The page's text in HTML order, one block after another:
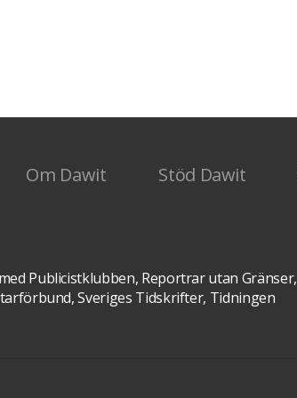
Om Dawit Stöd Dawit
Publicistklubben, Reportrar utan Gränser,
Sveriges Tidskrifter, Tidningen